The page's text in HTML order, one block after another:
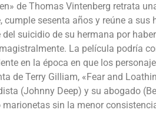
de Thomas Vintenberg retrata
cumple sesenta años y reúne a
del suicidio de su hermana por
La película podría
en la época en que los
de Terry Gilliam, «Fear and
(Johnny Deep) y su abogado
marionetas sin la menor